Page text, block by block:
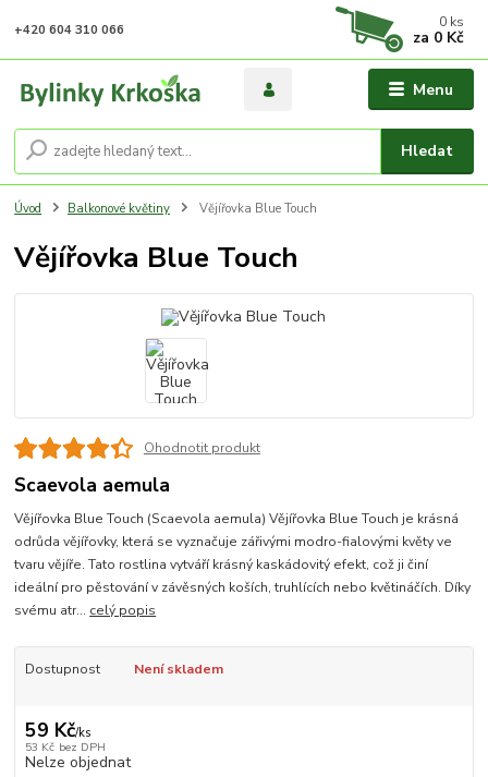
Menu
Hledat
+420 604 310 066 0 ks
za 0 Kč
Úvod Balkonové květiny Vějířovka Blue Touch
Vějířovka Blue Touch
Ohodnotit produkt
Scaevola aemula
Vějířovka Blue Touch (Scaevola aemula) Vějířovka Blue Touch je krásná
odrůda vějířovky, která se vyznačuje zářivými modro-fialovými květy ve
tvaru vějíře. Tato rostlina vytváří krásný kaskádovitý efekt, což ji činí
ideální pro pěstování v závěsných koších, truhlících nebo květináčích. Díky
svému atr... celý popis
Dostupnost Není skladem
59 Kč/ks
53 Kč bez DPH
Nelze objednat